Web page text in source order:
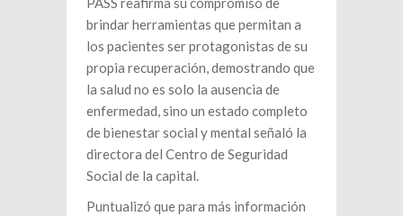
brindar herramientas que permitan a
los pacientes ser protagonistas de su
propia recuperación, demostrando que
la salud no es solo la ausencia de
enfermedad, sino un estado completo
de bienestar social y mental señaló la
directora del Centro de Seguridad
Social de la capital.
Puntualizó que para más información